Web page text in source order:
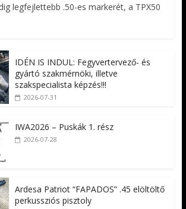
legfejlettebb .50-es markerét, a TPX50
IDÉN IS INDUL: Fegyvertervező- és
gyártó szakmérnöki, illetve
szakspecialista képzés!!!
2026-07-31
IWA2026 – Puskák 1. rész
2026-07-28
Ardesa Patriot “FAPADOS” .45 elöltöltő
perkussziós pisztoly